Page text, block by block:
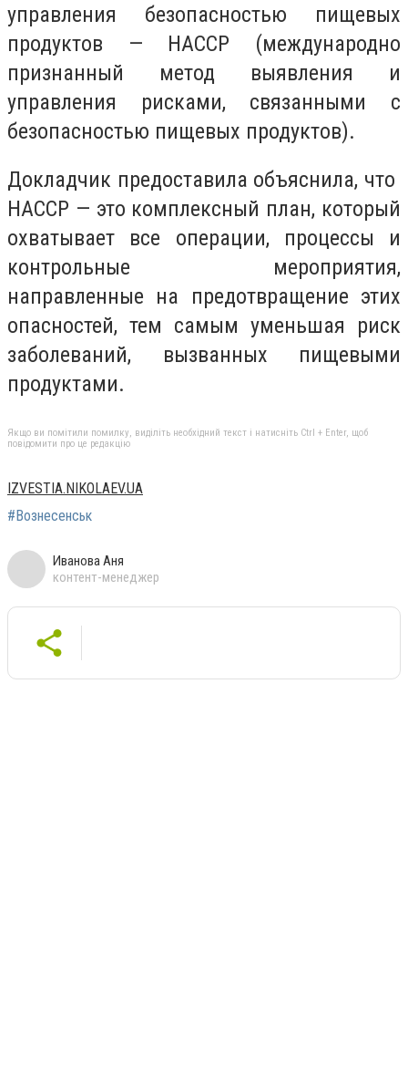
управления безопасностью пищевых
продуктов — НАССР (международно
признанный метод выявления и
управления рисками, связанными с
безопасностью пищевых продуктов).
Докладчик предоставила объяснила, что
НАССР — это комплексный план, который
охватывает все операции, процессы и
контрольные мероприятия,
направленные на предотвращение этих
опасностей, тем самым уменьшая риск
заболеваний, вызванных пищевыми
продуктами.
Якщо ви помітили помилку, виділіть необхідний текст і натисніть Ctrl + Enter, щоб
повідомити про це редакцію
IZVESTIA.NIKOLAEV.UA
#Вознесенськ
Иванова Аня
контент-менеджер